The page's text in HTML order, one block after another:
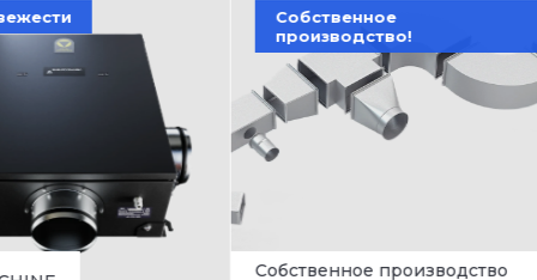
производство!
Собственное производство